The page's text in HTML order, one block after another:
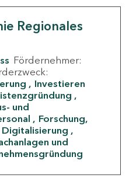
Regionales
Fördernehmer:
Investieren
und
Forschung,
und